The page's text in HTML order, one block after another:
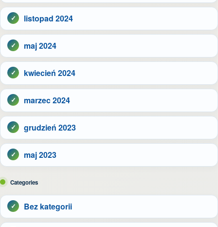
listopad 2024
maj 2024
kwiecień 2024
marzec 2024
grudzień 2023
maj 2023
Categories
Bez kategorii